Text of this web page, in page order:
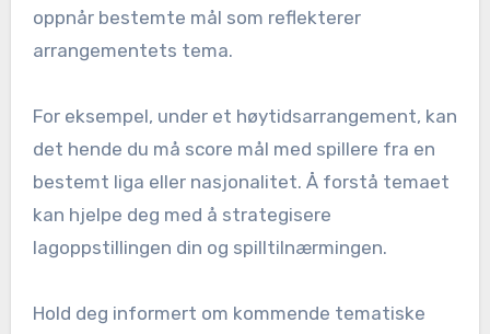
oppnår bestemte mål som reflekterer
arrangementets tema.
For eksempel, under et høytidsarrangement, kan
det hende du må score mål med spillere fra en
bestemt liga eller nasjonalitet. Å forstå temaet
kan hjelpe deg med å strategisere
lagoppstillingen din og spilltilnærmingen.
Hold deg informert om kommende tematiske